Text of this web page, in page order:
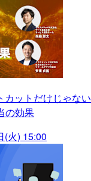
カットだけじゃな
の効果
(火) 15:00